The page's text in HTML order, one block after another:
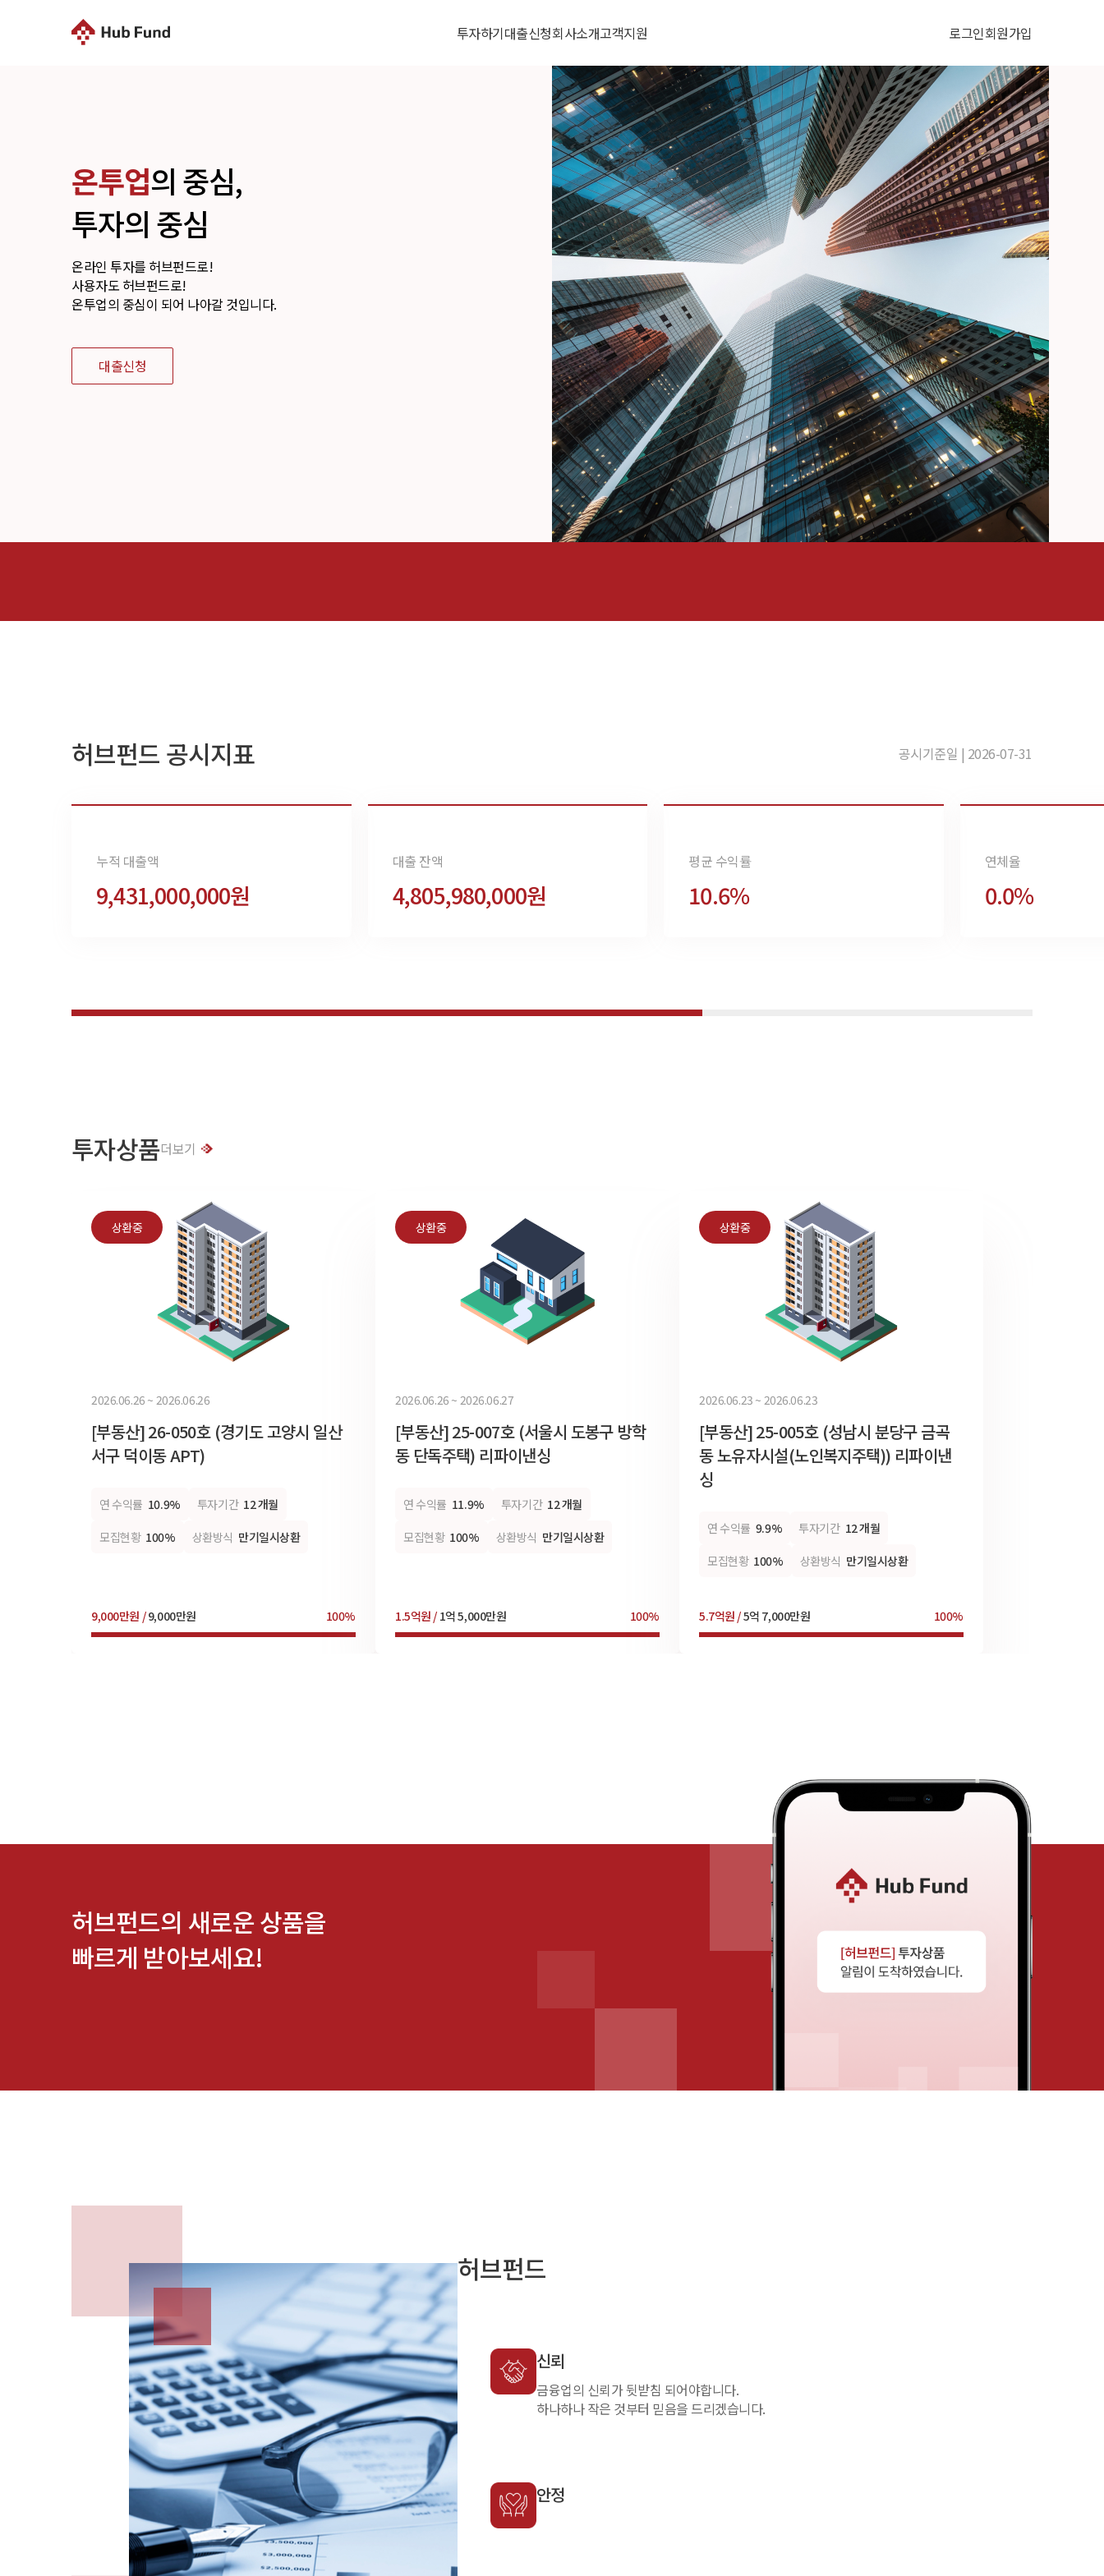
투자하기대출신청회사소개고객지원 로그인회원가입
온투업의 중심,
투자의 중심
온라인 투자를 허브펀드로!
사용자도 허브펀드로!
온투업의 중심이 되어 나아갈 것입니다.
대출신청
허브펀드 공시지표 공시기준일 | 2026-07-31
누적 대출액
9,431,000,000원
대출 잔액
4,805,980,000원
평균 수익률
10.6%
연체율
0.0%
투자상품더보기
상환중
2026.06.26 ~ 2026.06.26
[부동산] 26-050호 (경기도 고양시 일산
서구 덕이동 APT)
연 수익률 10.9% 투자기간 12 개월
모집현황 100% 상환방식 만기일시상환
9,000만원 /9,000만원 100%
상환중
2026.06.26 ~ 2026.06.27
[부동산] 25-007호 (서울시 도봉구 방학
동 단독주택) 리파이낸싱
연 수익률 11.9% 투자기간 12 개월
모집현황 100% 상환방식 만기일시상환
1.5억원 / 1억 5,000만원 100%
상환중
2026.06.23 ~ 2026.06.23
[부동산] 25-005호 (성남시 분당구 금곡
동 노유자시설(노인복지주택)) 리파이낸
싱
연 수익률 9.9% 투자기간 12 개월
모집현황 100% 상환방식 만기일시상환
5.7억원 /5억 7,000만원 100%
허브펀드의 새로운 상품을
빠르게 받아보세요!
허브펀드
신뢰
금융업의 신뢰가 뒷받침 되어야합니다.
하나하나 작은 것부터 믿음을 드리겠습니다.
안정